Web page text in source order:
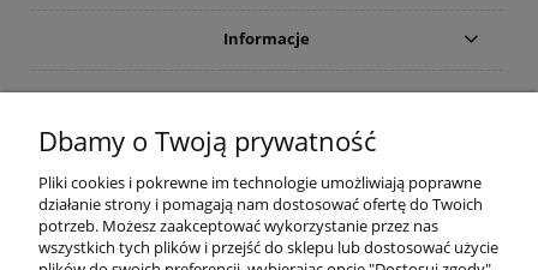
Informacje
O mnie
Sklep internetowy Shoper.pl
Dbamy o Twoją prywatność
Pliki cookies i pokrewne im technologie umożliwiają poprawne
działanie strony i pomagają nam dostosować ofertę do Twoich
potrzeb. Możesz zaakceptować wykorzystanie przez nas
wszystkich tych plików i przejść do sklepu lub dostosować użycie